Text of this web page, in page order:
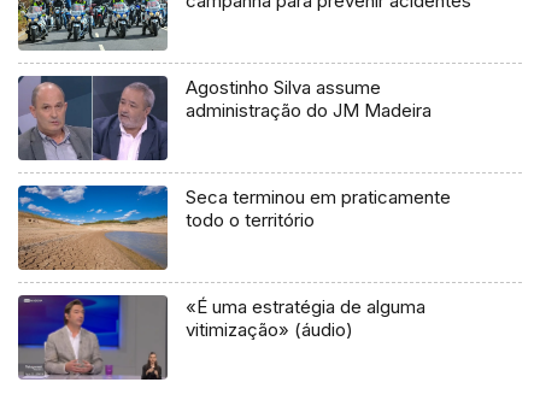
Agostinho Silva assume
administração do JM Madeira
Seca terminou em praticamente
todo o território
«É uma estratégia de alguma
vitimização» (áudio)